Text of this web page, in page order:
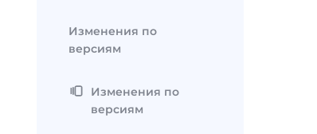
Изменения по
версиям
Изменения по
версиям